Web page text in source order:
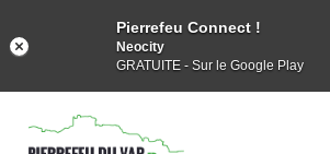
Pierrefeu Connect !
Neocity
GRATUITE - Sur le Google Play